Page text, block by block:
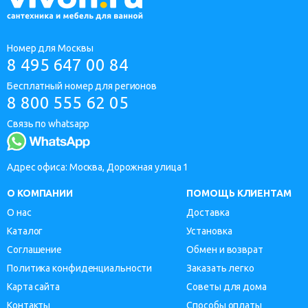
Номер для Москвы
8 495 647 00 84
Бесплатный номер для регионов
8 800 555 62 05
Связь по whatsapp
Адрес офиса: Москва, Дорожная улица 1
О КОМПАНИИ
О нас
Каталог
Соглашение
Политика конфиденциальности
Карта сайта
Контакты
ПОМОЩЬ КЛИЕНТАМ
Доставка
Установка
Обмен и возврат
Заказать легко
Советы для дома
Способы оплаты